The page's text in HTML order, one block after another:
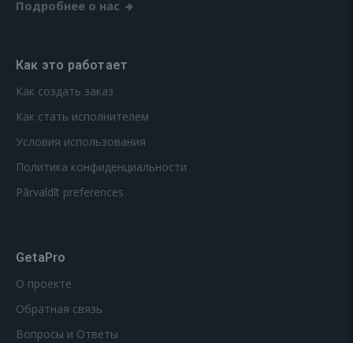
Подробнее о нас
Как это работает
Как создать заказ
Как стать исполнителем
Условия использования
Политика конфиденциальности
Pārvaldīt preferences
GetaPro
О проекте
Обратная связь
Вопросы и Ответы